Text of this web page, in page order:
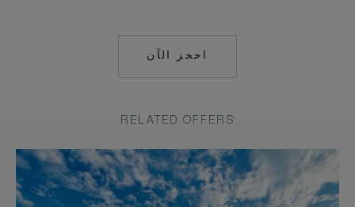
احجز الآن
HTTPS://
RELATED OFFERS